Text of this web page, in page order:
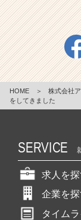
HOME ＞ 株式会社
をしてきました
SERVICE
求人を探
企業を探
タイム